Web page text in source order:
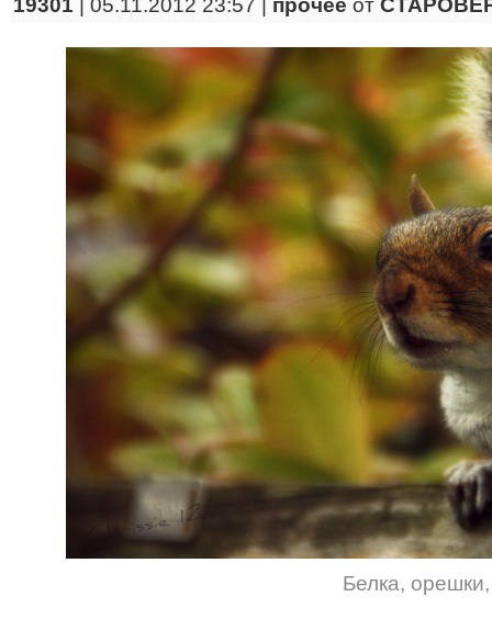
19301 | 05.11.2012 23:57 | прочее от
Белка, орешки